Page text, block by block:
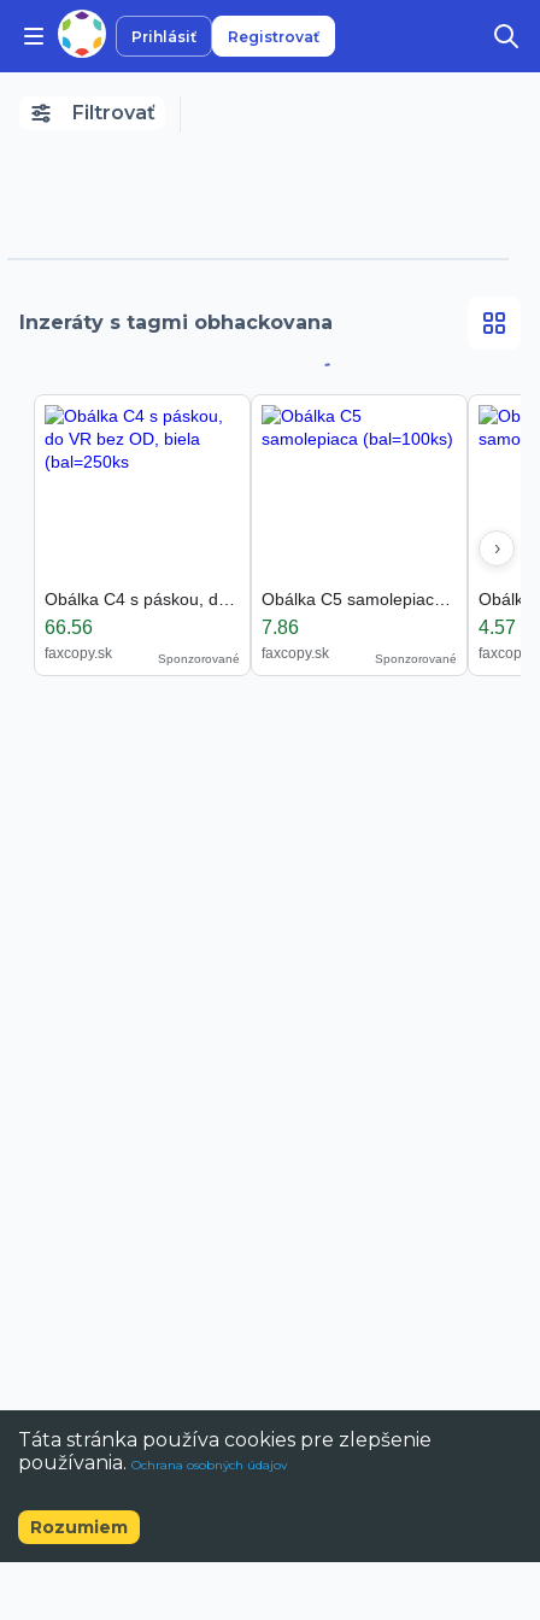
Prihlásiť Registrovať
Filtrovať
Inzeráty s tagmi obhackovana
66.56
faxcopy.sk Sponzorované
7.86
faxcopy.sk Sponzorované
4.57
›
Táta stránka používa cookies pre zlepšenie
používania. Ochrana osobných údajov
Rozumiem